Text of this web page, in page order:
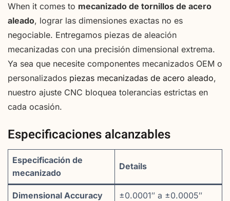
When it comes to mecanizado de tornillos de acero
aleado, lograr las dimensiones exactas no es
negociable. Entregamos piezas de aleación
mecanizadas con una precisión dimensional extrema.
Ya sea que necesite componentes mecanizados OEM o
personalizados piezas mecanizadas de acero aleado,
nuestro ajuste CNC bloquea tolerancias estrictas en
cada ocasión.
Especificaciones alcanzables
Especificación de
mecanizado
Details
Dimensional Accuracy ±0.0001″ a ±0.0005″